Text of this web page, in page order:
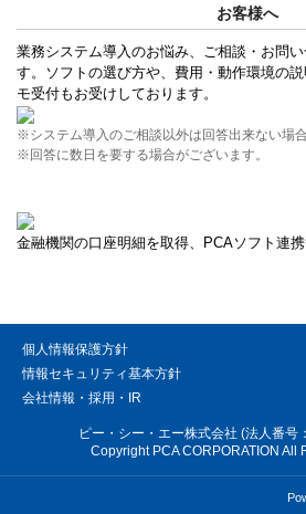
お客様へ
業務システム導入のお悩み、ご相談・お問
す。ソフトの選び方や、費用・動作環境の
モ受付もお受けしております。
※システム導入のご相談以外は回答出来ない場合
※回答に数日を要する場合がございます。
金融機関の口座明細を取得、PCAソフト連
個人情報保護方針
情報セキュリティ基本方針
会社情報・採用・IR
ピー・シー・エー株式会社 (法人番
Copyright PCA CORPORATION All